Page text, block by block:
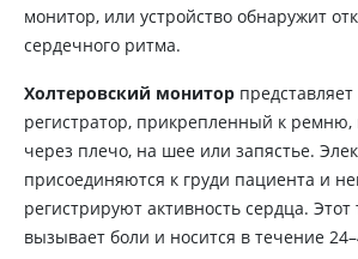
монитор, или устройство обнаружит
сердечного ритма.
Холтеровский монитор
регистратор, прикрепленный к ремню,
через плечо, на шее или запястье.
присоединяются к груди пациента и
регистрируют активность сердца.
вызывает боли и носится в течение